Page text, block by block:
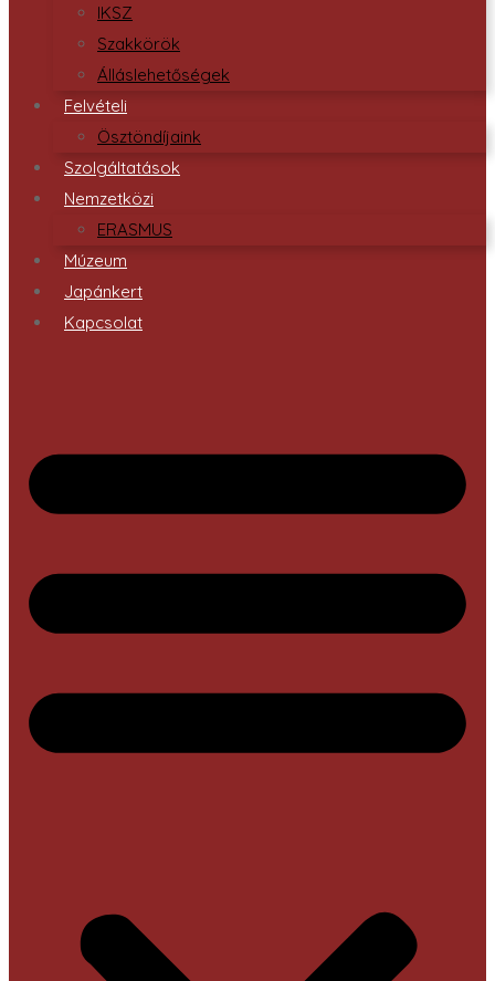
IKSZ
Szakkörök
Álláslehetőségek
Felvételi
Ösztöndíjaink
Szolgáltatások
Nemzetközi
ERASMUS
Múzeum
Japánkert
Kapcsolat